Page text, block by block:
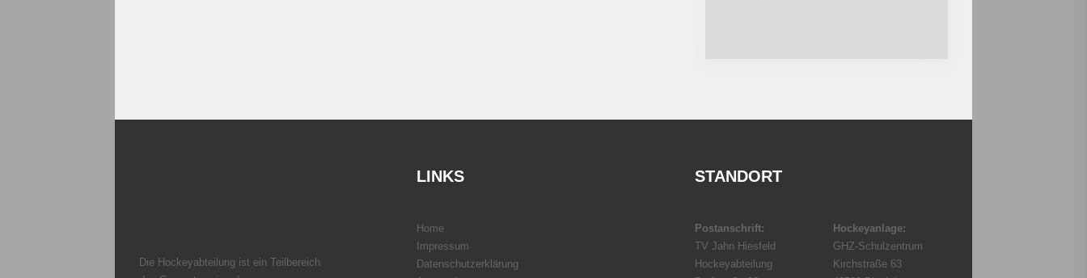
Die Hockeyabteilung ist ein Teilbereich
LINKS
Home
Impressum
Datenschutz­erklärung
STANDORT
Postanschrift:
TV Jahn Hiesfeld
Hockeyabteilung
Hockeyanlage:
GHZ-Schulzentrum
Kirchstraße 63